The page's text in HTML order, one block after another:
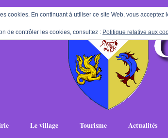
Le village Tourisme Actualités
cookies. En continuant à utiliser ce site Web, vous acceptez
de contrôler les cookies, consultez : Politique relative aux